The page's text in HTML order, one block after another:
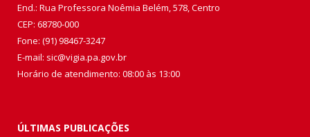
End.: Rua Professora Noêmia Belém, 578, Centro
CEP: 68780-000
Fone: (91) 98467-3247
E-mail: sic@vigia.pa.gov.br
Horário de atendimento: 08:00 às 13:00
ÚLTIMAS PUBLICAÇÕES